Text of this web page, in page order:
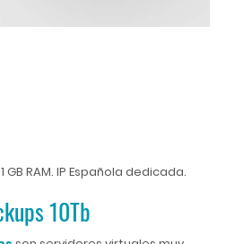
1 GB RAM. IP Española dedicada.
10Tb